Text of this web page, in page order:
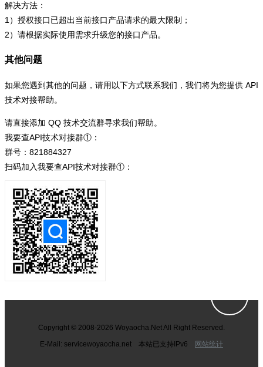
解决方法：
1）授权接口已超出当前接口产品请求的最大限制；
2）请根据实际使用需求升级您的接口产品。
其他问题
如果您遇到其他的问题，请用以下方式联系我们，我们将为您提供 API
技术对接帮助。
请直接添加 QQ 技术交流群寻求我们帮助。
我要查API技术对接群①：
群号：821884327
扫码加入我要查API技术对接群①：
Copyright © 2008-2026 Woyaocha.Net All Right Reserved.
E-Mail: servicewoyaocha.net 本站已支持IPv6 网站统计